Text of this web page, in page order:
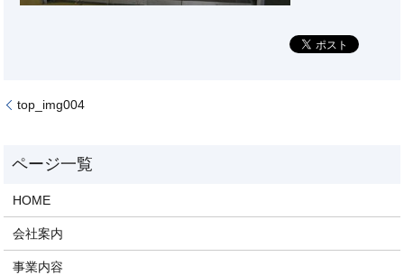
top_img004
HOME
会社案内
事業内容